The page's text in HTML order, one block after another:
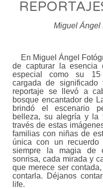
Miguel Ángel
En Miguel Ángel
de capturar la esencia
especial como su 15
cargada de
reportaje se llevó a
bosque encantador de
brindó el escenario
belleza, su alegría y la
través de estas
familias con niñas de
única con un recuerdo
siempre la magia de
sonrisa, cada mirada y
que merece ser
contarla. Déjanos
life.